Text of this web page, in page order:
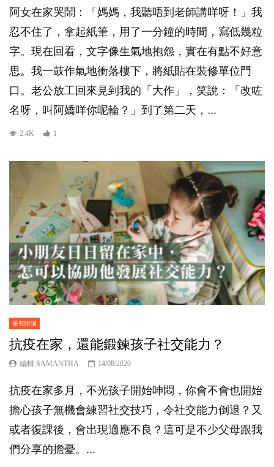
阿女在家哭鬧：「媽媽，我聽唔到老師講咩呀！」我
忍不住了，拿起紙筆，用了一分鐘的時間，寫低幾粒
字。現在回看，文字像生氣地抱怨，實在有點不好意
思。我一鼓作氣地衝落樓下，將紙貼在裝修單位門
口。老公放工回來見到我的「大作」，笑說：「改咗
名呀，叫阿嬌咩你呢輪？」到了第二天，...
2.4K 1
研究咁講
抗疫在家，還能鍛鍊孩子社交能力？
編輯 SAMANTHA 14/08/2020
抗疫在家多月，不光孩子開始呻悶，你會不會也開始
擔心孩子無機會練習社交技巧，令社交能力倒退？又
或者復課後，會出現適應不良？這可是不少父母跟我
們分享的擔憂。...